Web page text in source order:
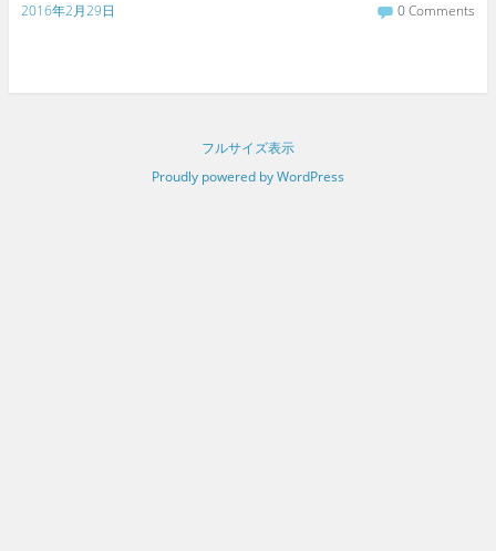
2016年2月29日 0 Comments
フルサイズ表示
Proudly powered by WordPress